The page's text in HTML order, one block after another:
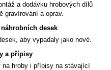
a dodávku hrobových dílů
gravírování a oprav.
desek
aby vypadaly jako nové.
a přípisy
na hroby i přípisy na stávající